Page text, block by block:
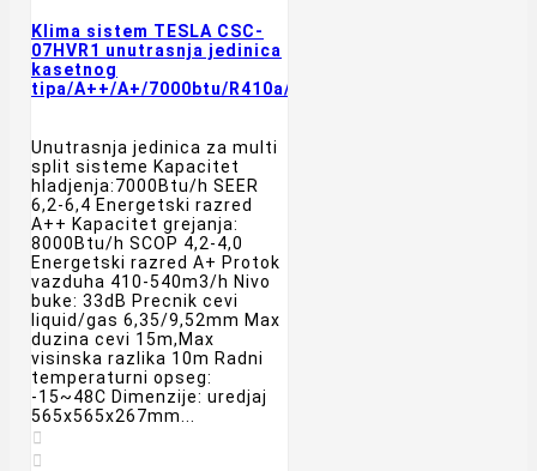
Klima sistem TESLA CSC-
07HVR1 unutrasnja jedinica
kasetnog
tipa/A++/A+/7000btu/R410a/bela
Unutrasnja jedinica za multi
split sisteme Kapacitet
hladjenja:7000Btu/h SEER
6,2-6,4 Energetski razred
A++ Kapacitet grejanja:
8000Btu/h SCOP 4,2-4,0
Energetski razred A+ Protok
vazduha 410-540m3/h Nivo
buke: 33dB Precnik cevi
liquid/gas 6,35/9,52mm Max
duzina cevi 15m,Max
visinska razlika 10m Radni
temperaturni opseg:
-15~48C Dimenzije: uredjaj
565x565x267mm...

